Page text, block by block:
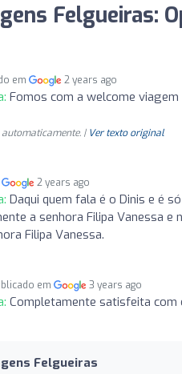
Felgueiras:
em 2 years ago
Fomos com a welcome
| Ver texto original
2 years ago
Daqui quem fala é o Dinis e é
a senhora Filipa Vanessa e
Filipa Vanessa.
em 3 years ago
Completamente satisfeita com
Felgueiras